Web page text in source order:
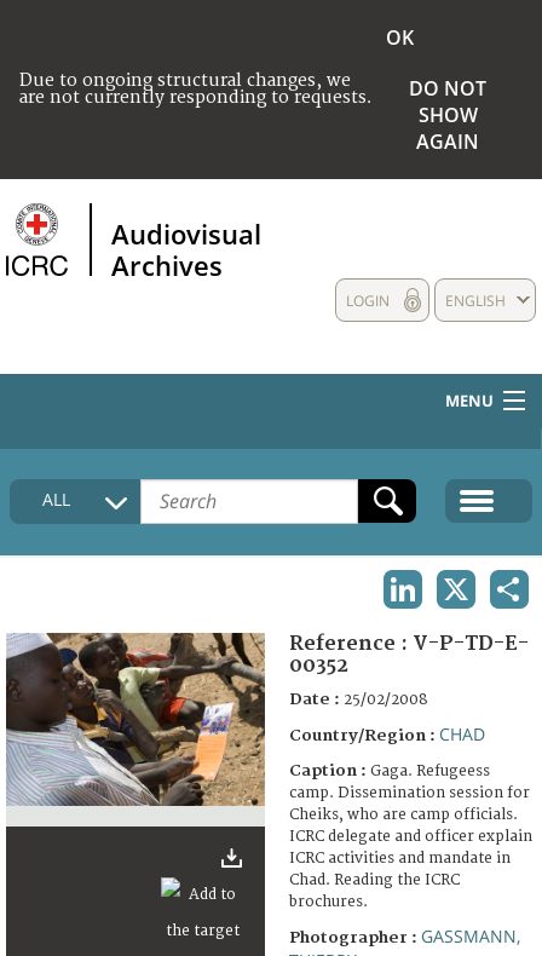
Due to ongoing structural changes, we
are not currently responding to requests.
OK
DO NOT
SHOW
AGAIN
Audiovisual
Archives
ENGLISH
LOGIN
MENU
HOME
COLLECTIONS DESCRIPTION
FAQ
ALL
Reference : V-P-TD-E-
00352
Date : 25/02/2008
Country/Region : CHAD
Caption : Gaga. Refugeess
camp. Dissemination session for
Cheiks, who are camp officials.
ICRC delegate and officer explain
ICRC activities and mandate in
Chad. Reading the ICRC
brochures.
Photographer : GASSMANN,